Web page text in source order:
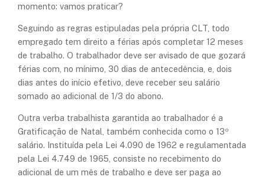
momento: vamos praticar?
Seguindo as regras estipuladas pela própria CLT, todo
empregado tem direito a férias após completar 12 meses
de trabalho. O trabalhador deve ser avisado de que gozará
férias com, no mínimo, 30 dias de antecedência, e, dois
dias antes do início efetivo, deve receber seu salário
somado ao adicional de 1/3 do abono.
Outra verba trabalhista garantida ao trabalhador é a
Gratificação de Natal, também conhecida como o 13º
salário. Instituída pela Lei 4.090 de 1962 e regulamentada
pela Lei 4.749 de 1965, consiste no recebimento do
adicional de um mês de trabalho e deve ser paga ao